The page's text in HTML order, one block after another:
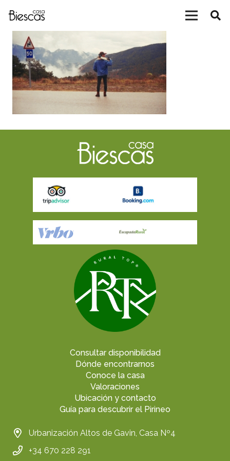
Consultar disponibilidad
Dónde encontrarnos
Conoce la casa
Valoraciones
Ubicación y contacto
Guía para descubrir el Pirineo
Urbanización Altos de Gavin, Casa Nº4
+34 670 228 291